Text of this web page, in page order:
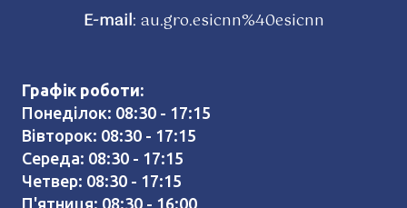
E-mail: au.gro.esicnn%40esicnn
Графік роботи:
Понеділок: 08:30 - 17:15
Вівторок: 08:30 - 17:15
Середа: 08:30 - 17:15
Четвер: 08:30 - 17:15
П'ятниця: 08:30 - 16:00